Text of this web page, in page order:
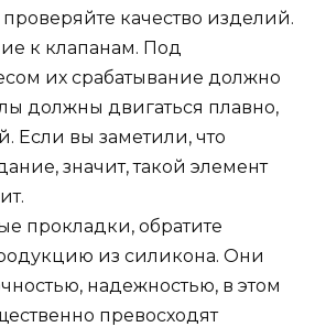
качество изделий.
к клапанам. Под
их срабатывание должно
должны двигаться плавно,
Если вы заметили, что
значит, такой элемент
прокладки, обратите
из силикона. Они
надежностью, в этом
превосходят